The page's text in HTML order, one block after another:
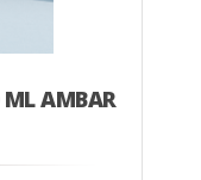
ML AMBAR